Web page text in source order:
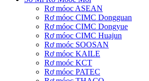
Rơ móoc ASEAN
Rơ móoc CIMC Dongguan
Rơ móoc CIMC Dongyue
Rơ móoc CIMC Huajun
Rơ moóc SOOSAN
Rơ móoc KAILE
Rơ moóc KCT
Rơ móoc PATEC